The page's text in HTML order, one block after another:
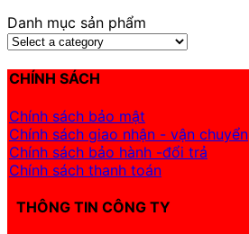
Danh mục sản phẩm
CHÍNH SÁCH
Chính sách bảo mật
Chính sách giao nhận - vận chuyển
Chính sách bảo hành -đổi trả
Chính sách thanh toán
THÔNG TIN CÔNG TY